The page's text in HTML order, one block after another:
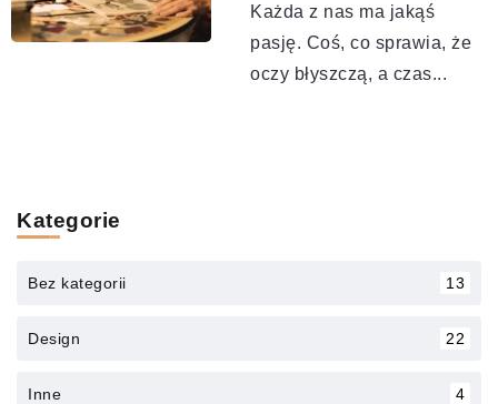
Każda z nas ma jakąś
pasję. Coś, co sprawia, że
oczy błyszczą, a czas...
Kategorie
Bez kategorii 13
Design 22
Inne 4